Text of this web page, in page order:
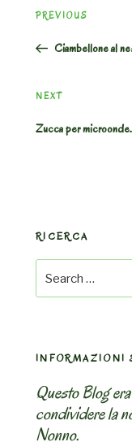
navigation
Previous
PREVIOUS
Ciambellone al
Next
NEXT
Zucca per microonde..
RICERCA
Search
for:
INFORMAZIONI
Questo Blog
condividere la
Nonno.